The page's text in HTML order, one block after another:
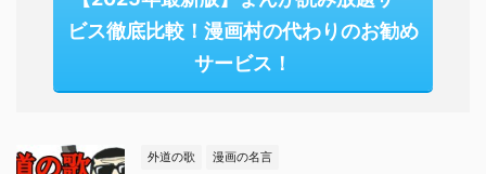
ビス徹底比較！漫画村の代わりのお勧め
サービス！
外道の歌 漫画の名言